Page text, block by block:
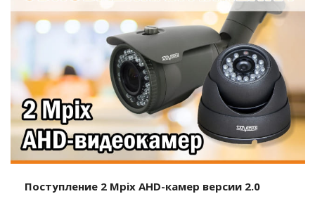
Поступление 2 Mpix AHD-камер версии 2.0